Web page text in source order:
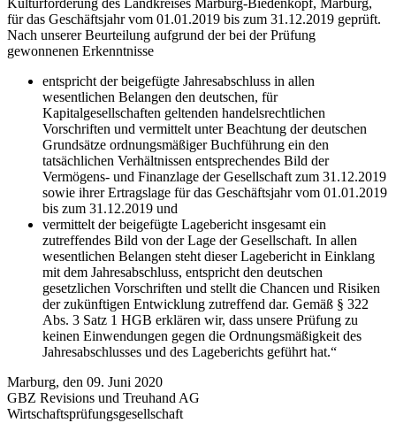
Kulturförderung des Landkreises Marburg-Biedenkopf, Marburg,
für das Geschäftsjahr vom 01.01.2019 bis zum 31.12.2019 geprüft.
Nach unserer Beurteilung aufgrund der bei der Prüfung
gewonnenen Erkenntnisse
entspricht der beigefügte Jahresabschluss in allen
wesentlichen Belangen den deutschen, für
Kapitalgesellschaften geltenden handelsrechtlichen
Vorschriften und vermittelt unter Beachtung der deutschen
Grundsätze ordnungsmäßiger Buchführung ein den
tatsächlichen Verhältnissen entsprechendes Bild der
Vermögens- und Finanzlage der Gesellschaft zum 31.12.2019
sowie ihrer Ertragslage für das Geschäftsjahr vom 01.01.2019
bis zum 31.12.2019 und
vermittelt der beigefügte Lagebericht insgesamt ein
zutreffendes Bild von der Lage der Gesellschaft. In allen
wesentlichen Belangen steht dieser Lagebericht in Einklang
mit dem Jahresabschluss, entspricht den deutschen
gesetzlichen Vorschriften und stellt die Chancen und Risiken
der zukünftigen Entwicklung zutreffend dar. Gemäß § 322
Abs. 3 Satz 1 HGB erklären wir, dass unsere Prüfung zu
keinen Einwendungen gegen die Ordnungsmäßigkeit des
Jahresabschlusses und des Lageberichts geführt hat.“
Marburg, den 09. Juni 2020
GBZ Revisions und Treuhand AG
Wirtschaftsprüfungsgesellschaft